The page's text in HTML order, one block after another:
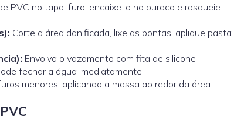
PVC no tapa-furo, encaixe-o no buraco e rosqueie
Corte a área danificada, lixe as pontas, aplique pasta
Envolva o vazamento com fita de silicone
fechar a água imediatamente.
menores, aplicando a massa ao redor da área.